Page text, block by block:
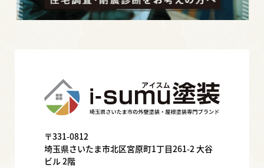
〒331-0812
埼玉県さいたま市北区宮原町1丁目261-2 大谷
ビル 2階